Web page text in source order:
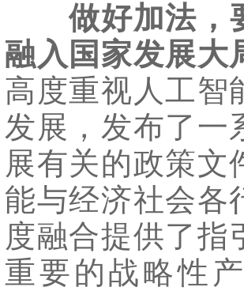
做好加法，
融入国家发展大
高度重视人工智
发展，发布了一
展有关的政策文
能与经济社会各
度融合提供了指
重要的战略性